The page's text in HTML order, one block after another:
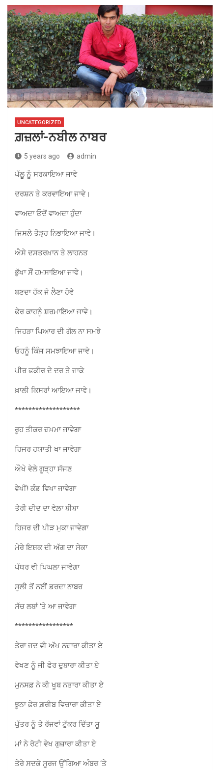
UNCATEGORIZED
ਗ਼ਜ਼ਲਾਂ-ਨਬੀਲ ਨਾਬਰ
5 years ago admin
ਪੱਲੂ ਨੂੰ ਸਰਕਾਇਆ ਜਾਵੇ
ਦਰਸ਼ਨ ਤੇ ਕਰਵਾਇਆ ਜਾਵੇ।
ਵਾਅਦਾ ਓਦੋਂ ਵਾਅਦਾ ਹੁੰਦਾ
ਜਿਸਲੇ ਤੋੜ੍ਹ ਨਿਭਾਇਆ ਜਾਵੇ।
ਐਸੇ ਦਸਤਰਖ਼ਾਨ ਤੇ ਲਾਹਨਤ
ਭੁੱਖਾ ਸੌਂ ਹਮਸਾਇਆ ਜਾਵੇ।
ਬਣਦਾ ਹੱਕ ਜੇ ਲੈਣਾ ਹੋਵੇ
ਫੇਰ ਕਾਹਨੂੰ ਸ਼ਰਮਾਇਆ ਜਾਵੇ।
ਜਿਹੜਾ ਪਿਆਰ ਦੀ ਗੱਲ ਨਾ ਸਮਝੇ
ਓਹਨੂੰ ਕਿੰਜ ਸਮਝਾਇਆ ਜਾਵੇ।
ਪੀਰ ਫਕੀਰ ਦੇ ਦਰ ਤੇ ਜਾਕੇ
ਖ਼ਾਲੀ ਕਿਸਰਾਂ ਆਇਆ ਜਾਵੇ।
*******************
ਰੂਹ ਤੀਕਰ ਜ਼ਖ਼ਮਾ ਜਾਵੇਗਾ
ਹਿਜਰ ਹਯਾਤੀ ਖਾ ਜਾਵੇਗਾ
ਔਖੇ ਵੇਲੇ ਗੂੜ੍ਹਾ ਸੱਜਣ
ਵੇਖੀਂ! ਕੰਡ ਵਿਖਾ ਜਾਵੇਗਾ
ਤੇਰੀ ਦੀਦ ਦਾ ਵੇਲ਼ਾ ਬੀਬਾ
ਹਿਜਰ ਦੀ ਪੀੜ ਮੁਕਾ ਜਾਵੇਗਾ
ਮੇਰੇ ਇਸ਼ਕ ਦੀ ਅੱਗ ਦਾ ਸੇਕਾ
ਪੱਥਰ ਵੀ ਪਿਘਲਾ ਜਾਵੇਗਾ
ਸੂਲੀ ਤੋਂ ਨਈਂ ਡਰਦਾ ਨਾਬਰ
ਸੱਚ ਲਬਾਂ ‘ਤੇ ਆ ਜਾਵੇਗਾ
*****************
ਤੇਰਾ ਜਦ ਵੀ ਅੱਖ ਨਜ਼ਾਰਾ ਕੀਤਾ ਏ
ਵੇਖਣ ਨੂੰ ਜੀ ਫੇਰ ਦੁਬਾਰਾ ਕੀਤਾ ਏ
ਮੁਨਸਫ਼ ਨੇ ਕੀ ਖੂਬ ਨਤਾਰਾ ਕੀਤਾ ਏ
ਝੂਠਾ ਫ਼ੇਰ ਗ਼ਰੀਬ ਵਿਚਾਰਾ ਕੀਤਾ ਏ
ਪੁੱਤਰ ਨੂੰ ਤੇ ਰੱਜਵਾਂ ਟੁੱਕਰ ਦਿੱਤਾ ਸੂ
ਮਾਂ ਨੇ ਰੋਟੀ ਵੇਖ ਗੁਜ਼ਾਰਾ ਕੀਤਾ ਏ
ਤੇਰੇ ਸਦਕੇ ਸੂਰਜ ਉੱਗਿਆ ਅੰਬਰ ‘ਤੇ